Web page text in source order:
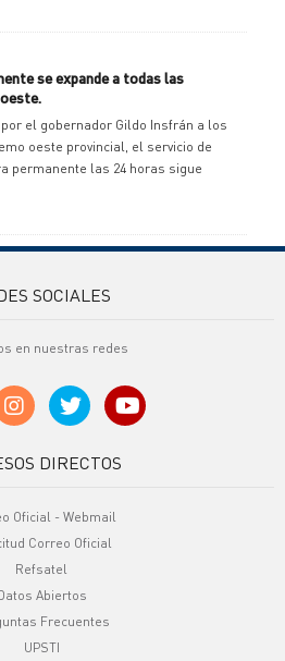
se expande a todas las
el gobernador Gildo Insfrán a los
oeste provincial, el servicio de
permanente las 24 horas sigue
SOCIALES
en nuestras redes
DIRECTOS
Oficial - Webmail
Correo Oficial
Refsatel
Abiertos
Frecuentes
UPSTI